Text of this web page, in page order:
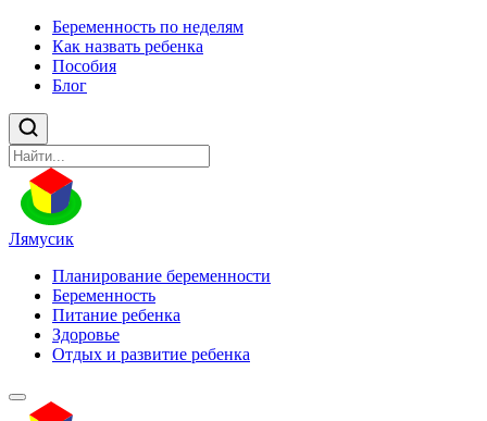
Беременность по неделям
Как назвать ребенка
Пособия
Блог
Лямусик
Планирование беременности
Беременность
Питание ребенка
Здоровье
Отдых и развитие ребенка